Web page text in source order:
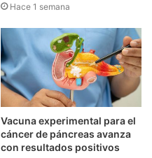
Hace 1 semana
Vacuna experimental para el
cáncer de páncreas avanza
con resultados positivos